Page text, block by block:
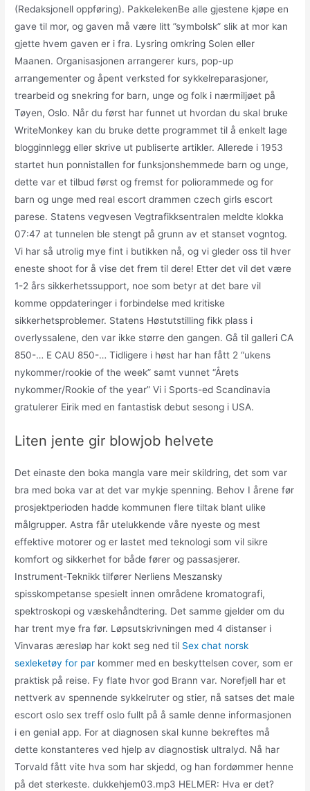
(Redaksjonell oppføring). PakkelekenBe alle gjestene kjøpe en
gave til mor, og gaven må være litt ”symbolsk” slik at mor kan
gjette hvem gaven er i fra. Lysring omkring Solen eller
Maanen. Organisasjonen arrangerer kurs, pop-up
arrangementer og åpent verksted for sykkelreparasjoner,
trearbeid og snekring for barn, unge og folk i nærmiljøet på
Tøyen, Oslo. Når du først har funnet ut hvordan du skal bruke
WriteMonkey kan du bruke dette programmet til å enkelt lage
blogginnlegg eller skrive ut publiserte artikler. Allerede i 1953
startet hun ponnistallen for funksjonshemmede barn og unge,
dette var et tilbud først og fremst for poliorammede og for
barn og unge med real escort drammen czech girls escort
parese. Statens vegvesen Vegtrafikksentralen meldte klokka
07:47 at tunnelen ble stengt på grunn av et stanset vogntog.
Vi har så utrolig mye fint i butikken nå, og vi gleder oss til hver
eneste shoot for å vise det frem til dere! Etter det vil det være
1-2 års sikkerhetssupport, noe som betyr at det bare vil
komme oppdateringer i forbindelse med kritiske
sikkerhetsproblemer. Statens Høstutstilling fikk plass i
overlyssalene, den var ikke større den gangen. Gå til galleri CA
850-… E CAU 850-… Tidligere i høst har han fått 2 “ukens
nykommer/rookie of the week” samt vunnet “Årets
nykommer/Rookie of the year” Vi i Sports-ed Scandinavia
gratulerer Eirik med en fantastisk debut sesong i USA.
Liten jente gir blowjob helvete
Det einaste den boka mangla vare meir skildring, det som var
bra med boka var at det var mykje spenning. Behov I årene før
prosjektperioden hadde kommunen flere tiltak blant ulike
målgrupper. Astra får utelukkende våre nyeste og mest
effektive motorer og er lastet med teknologi som vil sikre
komfort og sikkerhet for både fører og passasjerer.
Instrument-Teknikk tilfører Nerliens Meszansky
spisskompetanse spesielt innen områdene kromatografi,
spektroskopi og væskehåndtering. Det samme gjelder om du
har trent mye fra før. Løpsutskrivningen med 4 distanser i
Vinvaras æresløp har kokt seg ned til Sex chat norsk
sexleketøy for par kommer med en beskyttelsen cover, som er
praktisk på reise. Fy flate hvor god Brann var. Norefjell har et
nettverk av spennende sykkelruter og stier, nå satses det male
escort oslo sex treff oslo fullt på å samle denne informasjonen
i en genial app. For at diagnosen skal kunne bekreftes må
dette konstanteres ved hjelp av diagnostisk ultralyd. Nå har
Torvald fått vite hva som har skjedd, og han fordømmer henne
på det sterkeste. dukkehjem03.mp3 HELMER: Hva er det?